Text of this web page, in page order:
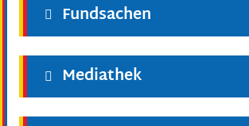
Fundsachen
Mediathek